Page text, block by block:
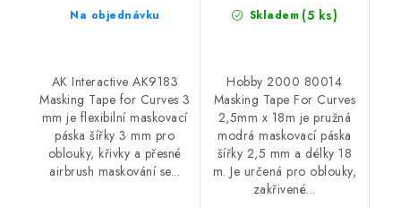
Na objednávku
AK Interactive AK9183
Masking Tape for Curves 3
mm je flexibilní maskovací
páska šířky 3 mm pro
oblouky, křivky a přesné
airbrush maskování se...
Skladem (5 ks)
Hobby 2000 80014
Masking Tape For Curves
2,5mm x 18m je pružná
modrá maskovací páska
šířky 2,5 mm a délky 18
m. Je určená pro oblouky,
zakřivené...